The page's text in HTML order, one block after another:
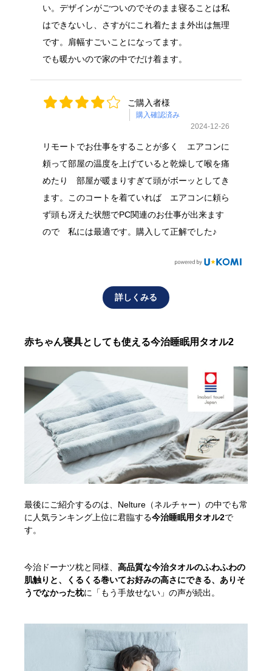
い。デザインがごついのでそのまま寝ることは私
はできないし、さすがにこれ着たまま外出は無理
です。肩幅すごいことになってます。
でも暖かいので家の中でだけ着ます。
ご購入者様
購入確認済み
2024-12-26
リモートでお仕事をすることが多く エアコンに
頼って部屋の温度を上げていると乾燥して喉を痛
めたり 部屋が暖まりすぎて頭がボーッとしてき
ます。このコートを着ていれば エアコンに頼ら
ず頭も冴えた状態でPC関連のお仕事が出来ます
ので 私には最適です。購入して正解でした♪
詳しくみる
赤ちゃん寝具としても使える今治睡眠用タオル2
最後にご紹介するのは、Nelture（ネルチャー）の中でも常
に人気ランキング上位に君臨する今治睡眠用タオル2で
す。
今治ドーナツ枕と同様、 高品質な今治タオルのふわふわの
肌触りと、くるくる巻いてお好みの高さにできる、ありそ
うでなかった枕に「もう手放せない」の声が続出。